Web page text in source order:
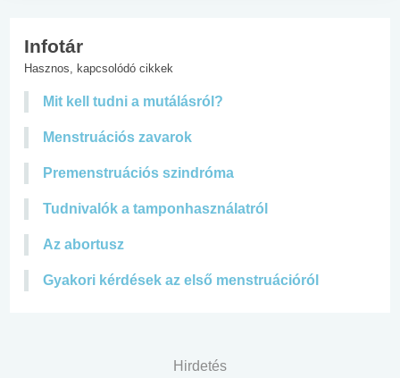
Infotár
Hasznos, kapcsolódó cikkek
Mit kell tudni a mutálásról?
Menstruációs zavarok
Premenstruációs szindróma
Tudnivalók a tamponhasználatról
Az abortusz
Gyakori kérdések az első menstruációról
Hirdetés